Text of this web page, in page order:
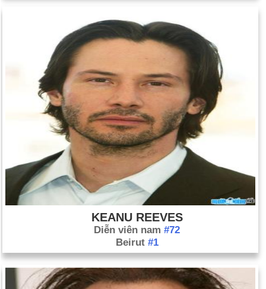
KEANU REEVES
Diễn viên nam #72
Beirut #1